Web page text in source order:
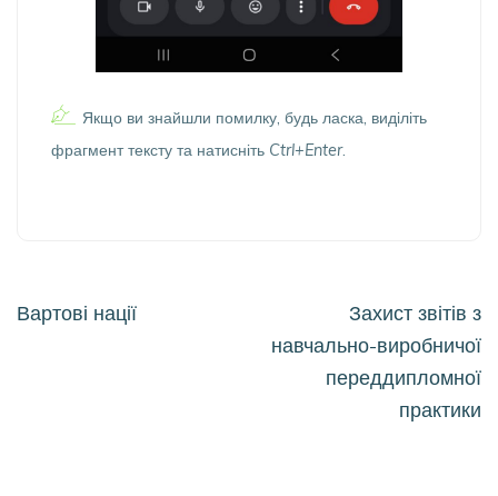
Якщо ви знайшли помилку, будь ласка, виділіть
фрагмент тексту та натисніть Ctrl+Enter.
Навігація
Вартові нації
Захист звітів з
навчально-виробничої
переддипломної
практики